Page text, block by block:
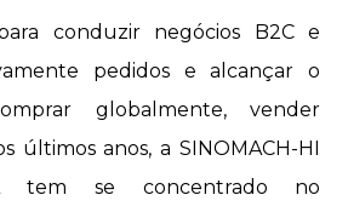
conduzir negócios B2C e
pedidos e alcançar o
globalmente, vender
últimos anos, a SINOMACH-HI
tem se concentrado no